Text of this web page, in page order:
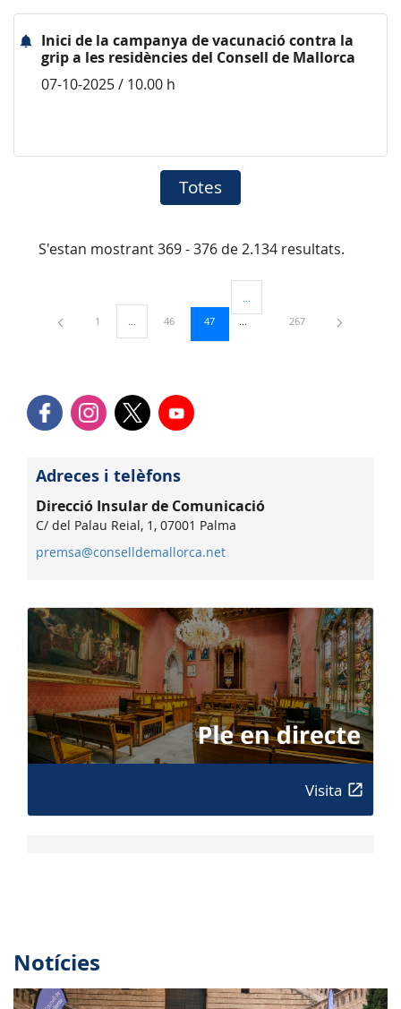
Inici de la campanya de vacunació contra la
grip a les residències del Consell de Mallorca
07-10-2025 / 10.00 h
Totes
S'estan mostrant 369 - 376 de 2.134 resultats.
Pàgina
1 ...Pàgines intermèdies Utilitzeu TAB per navegar.
Pàgina
46 Pàgina
47
Pàgines intermèdies Utilitzeu
Pàgina
267
Adreces i telèfons
Direcció Insular de Comunicació
C/ del Palau Reial, 1, 07001 Palma
premsa@conselldemallorca.net
Visita
Notícies